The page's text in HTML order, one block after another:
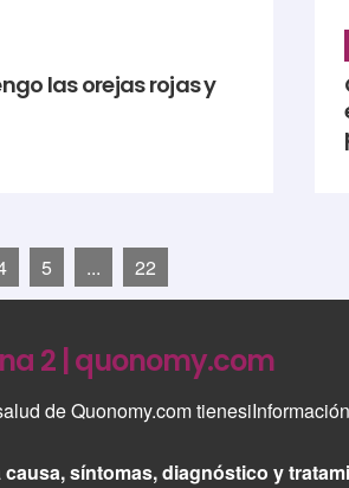
las orejas rojas y
5 ... 22
2 | quonomy.com
de Quonomy.com
causa, síntomas, diagnóstico y